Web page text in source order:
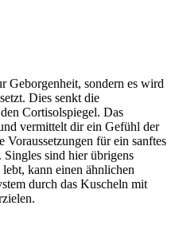
Geborgenheit, sondern es wird
Dies senkt die
Cortisolspiegel. Das
vermittelt dir ein Gefühl der
für ein sanftes
sind hier übrigens
kann einen ähnlichen
durch das Kuscheln mit